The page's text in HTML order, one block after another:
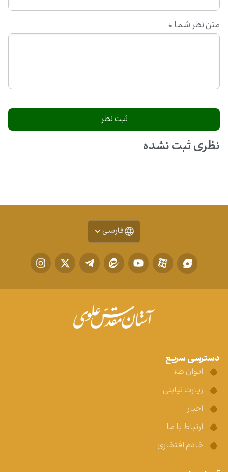
متن نظر شما *
نظری ثبت نشده
فارسی
دسترسی سریع
ایوان طلا
زیارت نیابتی
اخبار
ارتباط با ما
خادم افتخاری